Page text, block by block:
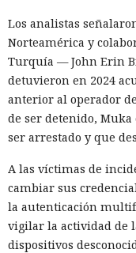
Los analistas
Norteamérica y
Turquía — John Erin
detuvieron en 2024
anterior al operador
de ser detenido,
ser arrestado y que
A las víctimas de
cambiar sus
la autenticación
vigilar la actividad de
dispositivos
La inteligencia
animales parlantes
femeninos. El análisis
protagonistas
personajes resultaron
modelos los dejaron
neutrales.